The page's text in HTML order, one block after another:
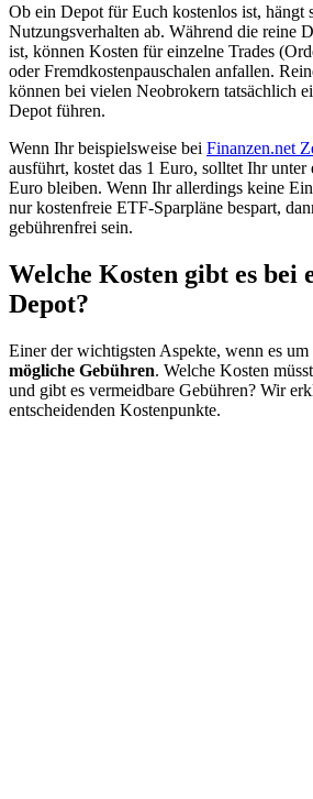
Ob ein Depot für Euch kostenlos ist, hängt
Nutzungsverhalten ab. Während die reine
ist, können Kosten für einzelne Trades
oder Fremdkostenpauschalen anfallen.
können bei vielen Neobrokern tatsächlich
Depot führen.
Wenn Ihr beispielsweise bei Finanzen.net
ausführt, kostet das 1 Euro, solltet Ihr
Euro bleiben. Wenn Ihr allerdings keine
nur kostenfreie ETF-Sparpläne bespart,
gebührenfrei sein.
Welche Kosten gibt es bei
Depot?
Einer der wichtigsten Aspekte, wenn es
mögliche Gebühren. Welche Kosten
und gibt es vermeidbare Gebühren? Wir
entscheidenden Kostenpunkte.